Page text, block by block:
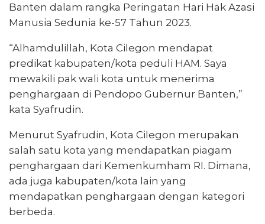
Banten dalam rangka Peringatan Hari Hak Azasi
Manusia Sedunia ke-57 Tahun 2023.
“Alhamdulillah, Kota Cilegon mendapat
predikat kabupaten/kota peduli HAM. Saya
mewakili pak wali kota untuk menerima
penghargaan di Pendopo Gubernur Banten,”
kata Syafrudin.
Menurut Syafrudin, Kota Cilegon merupakan
salah satu kota yang mendapatkan piagam
penghargaan dari Kemenkumham RI. Dimana,
ada juga kabupaten/kota lain yang
mendapatkan penghargaan dengan kategori
berbeda.